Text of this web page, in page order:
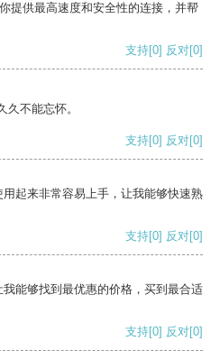
提供最高速度和安全性的连接，并帮
支持[0] 反对[0]
不能忘怀。
支持[0] 反对[0]
起来非常容易上手，让我能够快速熟
支持[0] 反对[0]
能够找到最优惠的价格，买到最合适
支持[0] 反对[0]